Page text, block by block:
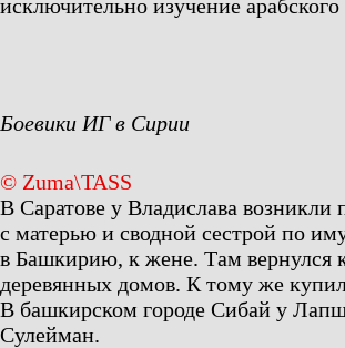
исключительно изучение
Боевики ИГ в Сирии
© Zuma\TASS
В Саратове у Владислава
с матерью и сводной сестрой по
в Башкирию, к жене. Там вернулся
деревянных домов. К тому же
В башкирском городе Сибай у
Сулейман.